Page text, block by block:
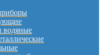
водяные